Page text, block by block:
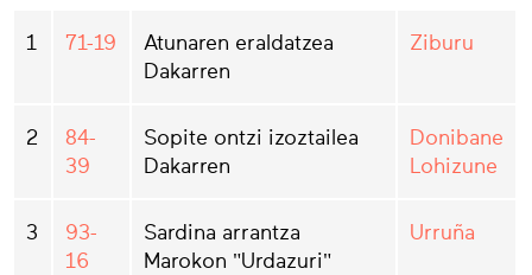
1 71-19
Atunaren eraldatzea
Dakarren
Ziburu
2
84-
39
Sopite ontzi izoztailea
Dakarren
Donibane
Lohizune
3
93-
16
Sardina arrantza
Marokon "Urdazuri"
Urruña